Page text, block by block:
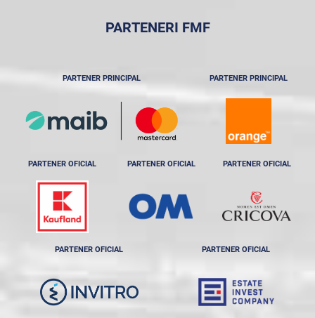
PARTENERI FMF
PARTENER PRINCIPAL PARTENER PRINCIPAL
PARTENER OFICIAL PARTENER OFICIAL PARTENER OFICIAL
PARTENER OFICIAL PARTENER OFICIAL